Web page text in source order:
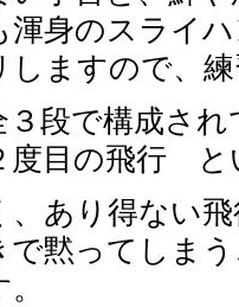
渾身のスライ
しますので、
３段で構成さ
度目の飛行 と
、あり得ない
で黙ってしま